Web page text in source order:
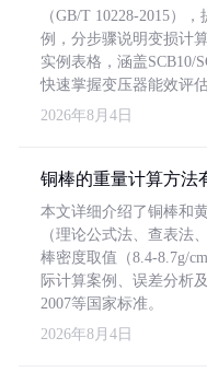
（GB/T 10228-2015）
例，分步骤说明变损计
实例表格，涵盖SCB10/
快速掌握变压器能效评估
2026年8月4日
铜棒的重量计算方法
本文详细介绍了铜棒和
（理论公式法、查表法
棒密度取值（8.4-8.7g/
际计算案例、误差分析
2007等国家标准。
2026年8月4日